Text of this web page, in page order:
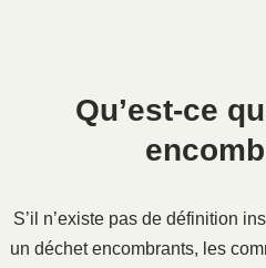
Qu’est-ce
S’il n’existe pas de définition
un déchet encombrants, les